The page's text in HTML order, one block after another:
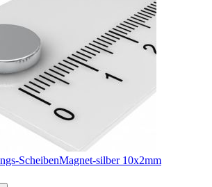
ScheibenMagnet-silber 10x2mm